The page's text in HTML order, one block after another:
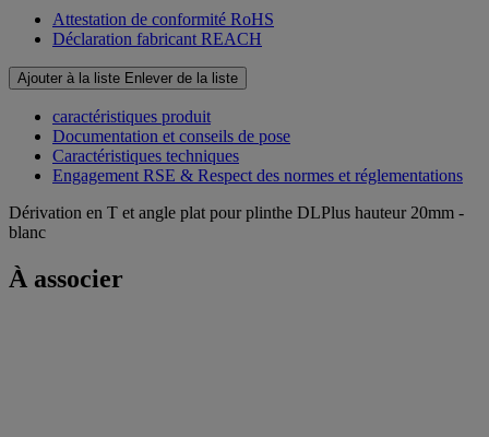
Attestation de conformité RoHS
Déclaration fabricant REACH
Ajouter à la liste Enlever de la liste
caractéristiques produit
Documentation et conseils de pose
Caractéristiques techniques
Engagement RSE & Respect des normes et réglementations
Dérivation en T et angle plat pour plinthe DLPlus hauteur 20mm -
blanc
À associer